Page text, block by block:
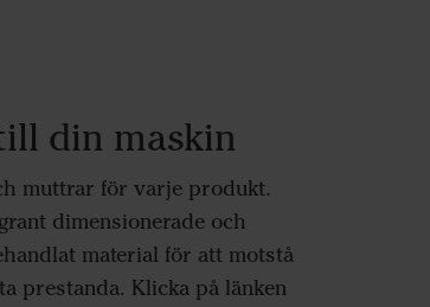
din maskin
muttrar för varje produkt.
dimensionerade och
material för att motstå
prestanda. Klicka på länken